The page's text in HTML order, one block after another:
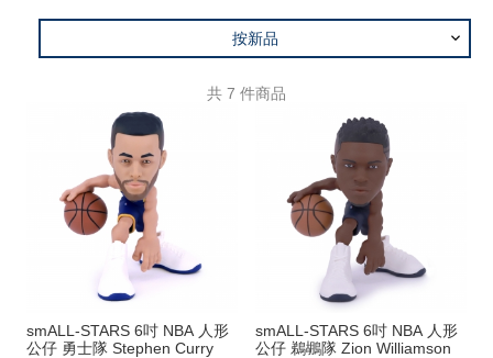
按新品
共 7 件商品
smALL-STARS 6吋 NBA 人形
公仔 勇士隊 Stephen Curry
smALL-STARS 6吋 NBA 人形
公仔 鵜鶘隊 Zion Williamson